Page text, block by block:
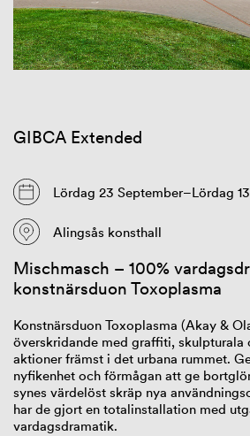
GIBCA Extended
Lördag 23 September–Lördag
Alingsås konsthall
Mischmasch – 100%
konstnärsduon Toxoplasma
Konstnärsduon Toxoplasma (Akay &
överskridande med graffiti, skulpturala
aktioner främst i det urbana rummet.
nyfikenhet och förmågan att ge
synes värdelöst skräp nya
har de gjort en totalinstallation med
vardagsdramatik.